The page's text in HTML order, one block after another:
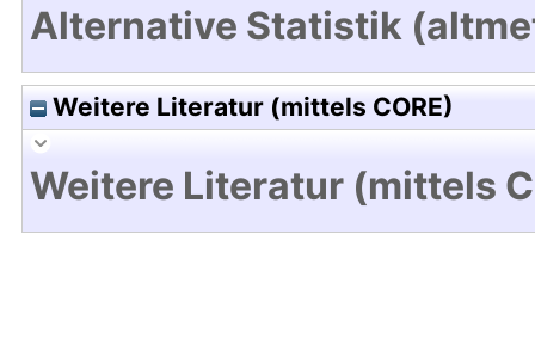
Alternative Statistik
Weitere Literatur (mittels CORE)
Weitere Literatur (mittels